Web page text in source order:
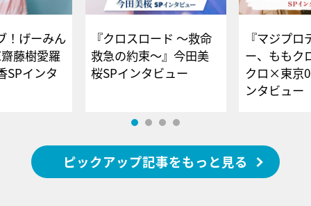
！げーみん
藤樹愛羅
SPインタ
『クロスロード ～救命
救急の約束～』今田美
桜SPインタビュー
『マジプロ
ー、ももク
クロ×東京
ンタビュー
ピックアップ記事をもっと見る